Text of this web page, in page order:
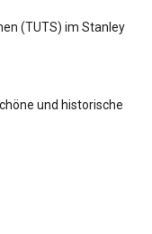
(TUTS) im Stanley
und historische